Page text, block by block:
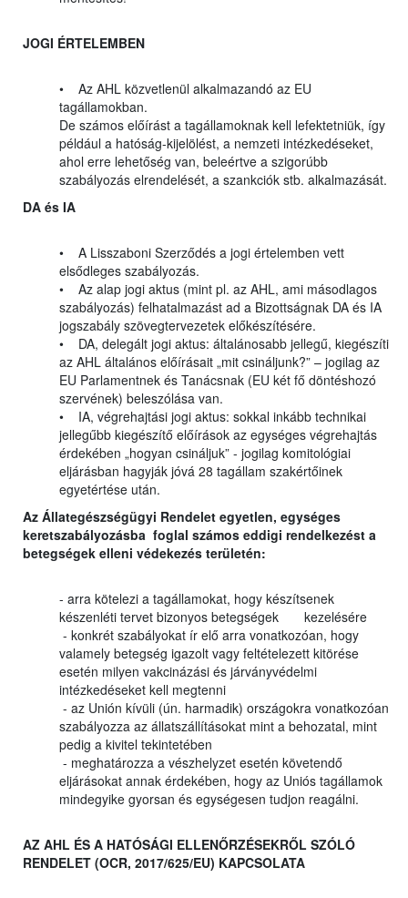
JOGI ÉRTELEMBEN
• Az AHL közvetlenül alkalmazandó az EU
tagállamokban.
De számos előírást a tagállamoknak kell lefektetniük, így
például a hatóság-kijelölést, a nemzeti intézkedéseket,
ahol erre lehetőség van, beleértve a szigorúbb
szabályozás elrendelését, a szankciók stb. alkalmazását.
DA és IA
• A Lisszaboni Szerződés a jogi értelemben vett
elsődleges szabályozás.
• Az alap jogi aktus (mint pl. az AHL, ami másodlagos
szabályozás) felhatalmazást ad a Bizottságnak DA és IA
jogszabály szövegtervezetek előkészítésére.
• DA, delegált jogi aktus: általánosabb jellegű, kiegészíti
az AHL általános előírásait „mit csináljunk?” – jogilag az
EU Parlamentnek és Tanácsnak (EU két fő döntéshozó
szervének) beleszólása van.
• IA, végrehajtási jogi aktus: sokkal inkább technikai
jellegűbb kiegészítő előírások az egységes végrehajtás
érdekében „hogyan csináljuk” - jogilag komitológiai
eljárásban hagyják jóvá 28 tagállam szakértőinek
egyetértése után.
Az Állategészségügyi Rendelet egyetlen, egységes
keretszabályozásba foglal számos eddigi rendelkezést a
betegségek elleni védekezés területén:
- arra kötelezi a tagállamokat, hogy készítsenek
készenléti tervet bizonyos betegségek kezelésére
- konkrét szabályokat ír elő arra vonatkozóan, hogy
valamely betegség igazolt vagy feltételezett kitörése
esetén milyen vakcinázási és járványvédelmi
intézkedéseket kell megtenni
- az Unión kívüli (ún. harmadik) országokra vonatkozóan
szabályozza az állatszállításokat mint a behozatal, mint
pedig a kivitel tekintetében
- meghatározza a vészhelyzet esetén követendő
eljárásokat annak érdekében, hogy az Uniós tagállamok
mindegyike gyorsan és egységesen tudjon reagálni.
AZ AHL ÉS A HATÓSÁGI ELLENŐRZÉSEKRŐL SZÓLÓ
RENDELET (OCR, 2017/625/EU) KAPCSOLATA